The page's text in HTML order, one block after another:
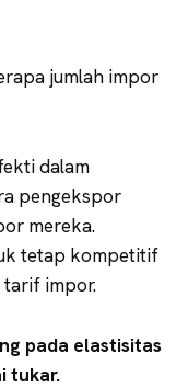
jumlah impor
dalam
pengekspor
mereka.
tetap kompetitif
tarif impor.
pada elastisitas
tukar.